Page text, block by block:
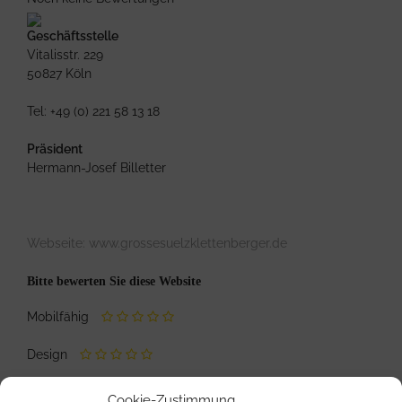
Geschäftsstelle
Vitalisstr. 229
50827 Köln
Tel: +49 (0) 221 58 13 18
Präsident
Hermann-Josef Billetter
Webseite: www.grossesuelzklettenberger.de
Bitte bewerten Sie diese Website
Mobilfähig
Design
Inhalte / Informationen